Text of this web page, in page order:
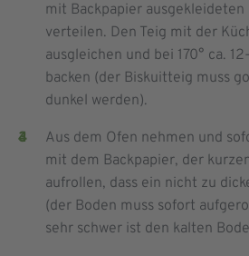
mit Backpapier ausgekleideten
verteilen. Den Teig mit der
ausgleichen und bei 170° ca.
backen (der Biskuitteig muss
dunkel werden).
Aus dem Ofen nehmen und
mit dem Backpapier, der
aufrollen, dass ein nicht zu
(der Boden muss sofort
sehr schwer ist den kalten